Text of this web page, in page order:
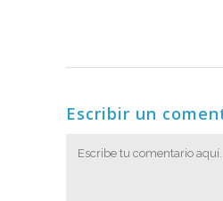
Escribir un